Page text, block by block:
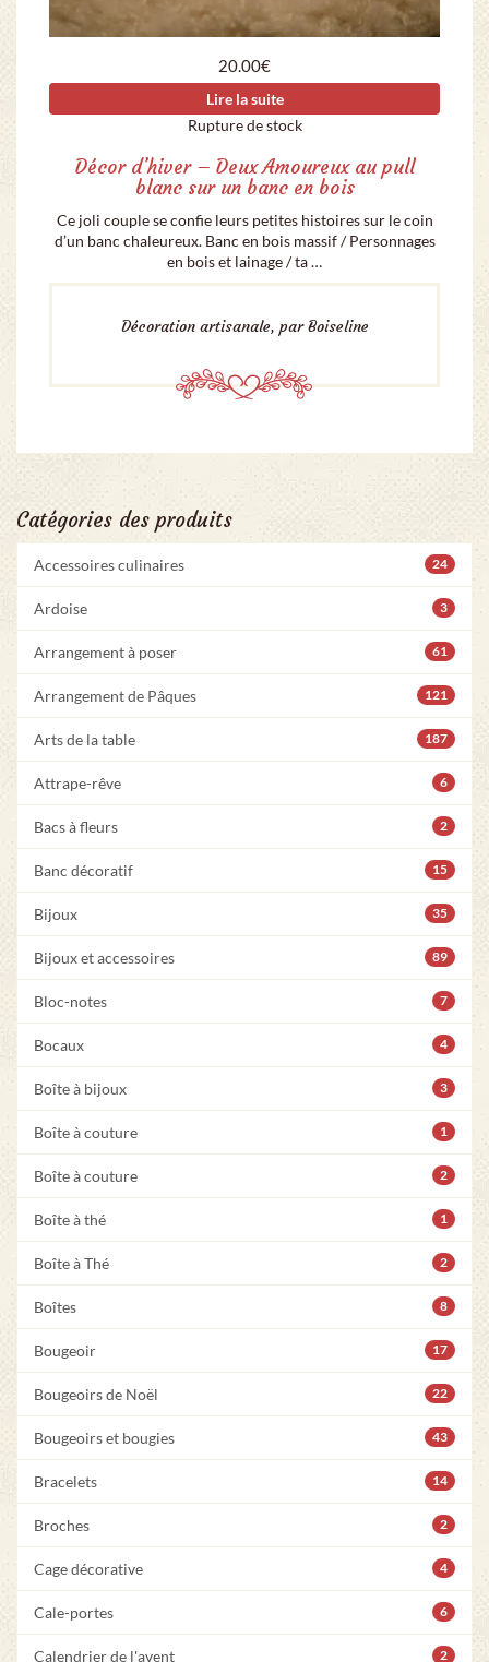
20.00€
Lire la suite
Rupture de stock
Décor d’hiver – Deux Amoureux au pull
blanc sur un banc en bois
Ce joli couple se confie leurs petites histoires sur le coin
d’un banc chaleureux. Banc en bois massif / Personnages
en bois et lainage / ta …
Décoration artisanale, par Boiseline
Catégories des produits
Accessoires culinaires 24
Ardoise 3
Arrangement à poser 61
Arrangement de Pâques 121
Arts de la table 187
Attrape-rêve 6
Bacs à fleurs 2
Banc décoratif 15
Bijoux 35
Bijoux et accessoires 89
Bloc-notes 7
Bocaux 4
Boîte à bijoux 3
Boîte à couture 1
Boîte à couture 2
Boîte à thé 1
Boîte à Thé 2
Boîtes 8
Bougeoir 17
Bougeoirs de Noël 22
Bougeoirs et bougies 43
Bracelets 14
Broches 2
Cage décorative 4
Cale-portes 6
Calendrier de l'avent 2